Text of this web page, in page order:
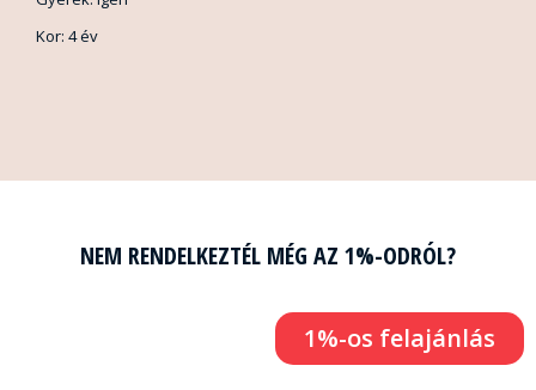
Kor: 4 év
NEM RENDELKEZTÉL MÉG AZ 1%-ODRÓL?
1%-os felajánlás